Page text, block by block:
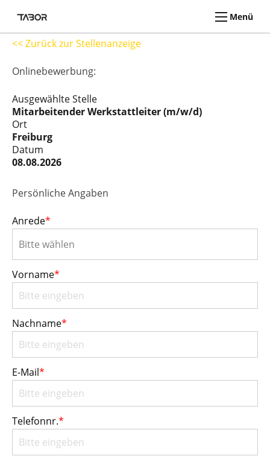
Menü
<< Zurück zur Stellenanzeige
Onlinebewerbung:
Ausgewählte Stelle
Mitarbeitender Werkstattleiter (m/w/d)
Ort
Freiburg
Datum
08.08.2026
Persönliche Angaben
Anrede*
Vorname*
Nachname*
E-Mail*
Telefonnr.*